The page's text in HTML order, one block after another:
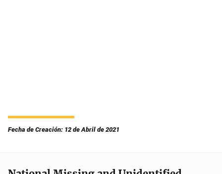
Fecha de Creación: 12 de Abril de 2021